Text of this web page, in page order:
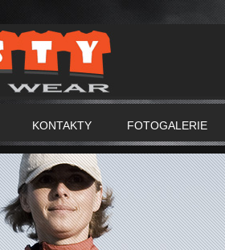
KONTAKTY FOTOGALERIE